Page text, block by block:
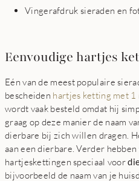
Vingerafdruk sieraden en
Eenvoudige hartjes
Eén van de meest populaire
bescheiden hartjes ketting met 1
wordt vaak besteld omdat hij
graag op deze manier de naam
dierbare bij zich willen dragen.
aan een dierbare. Verder
hartjeskettingen speciaal voor
bijvoorbeeld de naam van je